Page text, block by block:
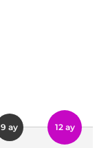
9 ay 12 ay